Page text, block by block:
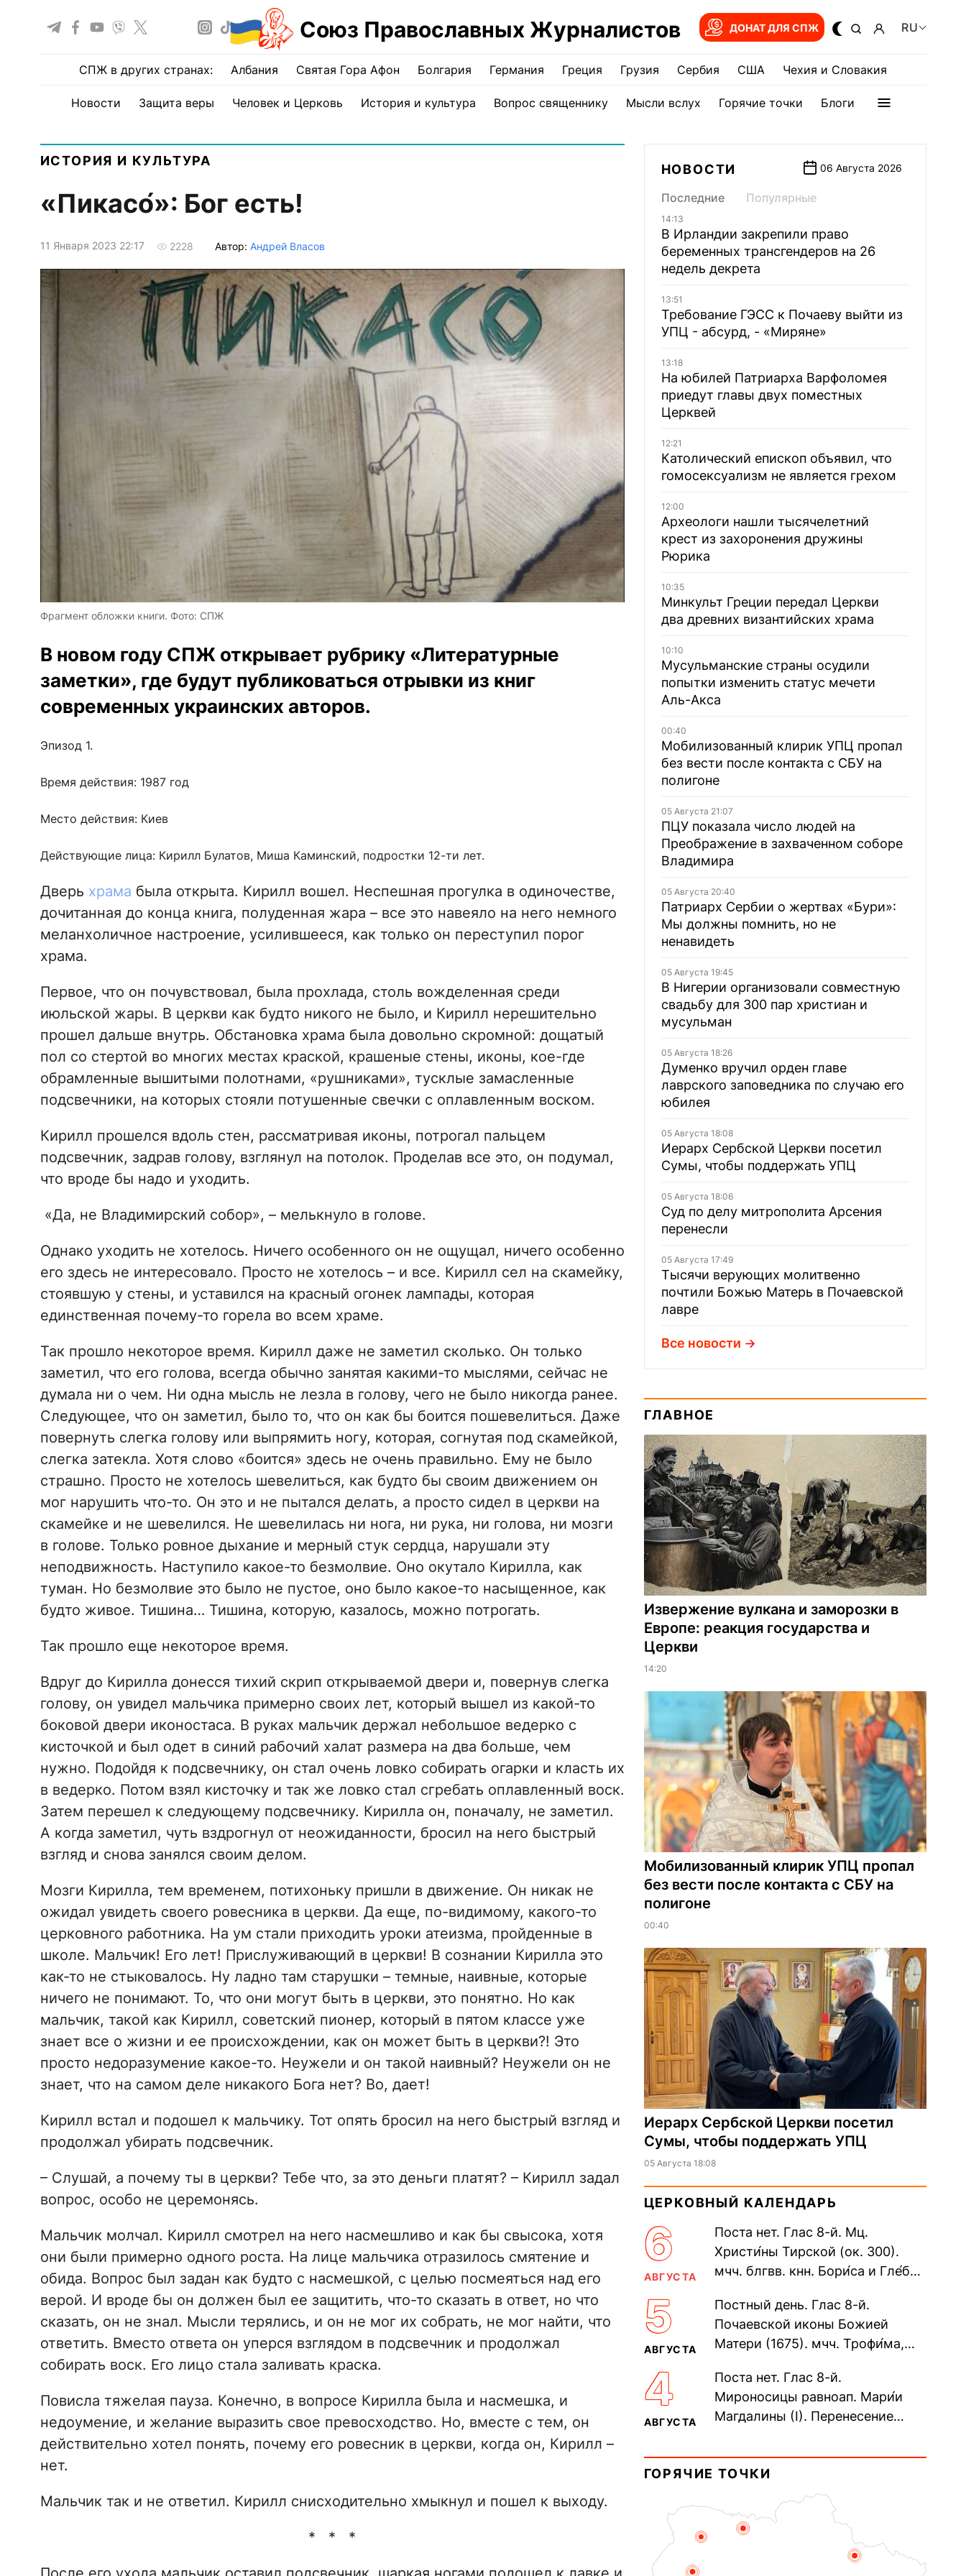
Союз Православных Журналистов ДОНАТ ДЛЯ СПЖ RU
СПЖ в других странах: Албания Святая Гора Афон Болгария Германия Греция Грузия Сербия США Чехия и Словакия
Новости Защита веры Человек и Церковь История и культура Вопрос священнику Мысли вслух Горячие точки Блоги
ИСТОРИЯ И КУЛЬТУРА
«Пикасо́»: Бог есть!
11 Января 2023 22:17 2228 Автор: Андрей Власов
Фрагмент обложки книги. Фото: СПЖ
В новом году СПЖ открывает рубрику «Литературные
заметки», где будут публиковаться отрывки из книг
современных украинских авторов.
Эпизод 1.
Время действия: 1987 год
Место действия: Киев
Действующие лица: Кирилл Булатов, Миша Каминский, подростки 12-ти лет.
Дверь храма была открыта. Кирилл вошел. Неспешная прогулка в одиночестве,
дочитанная до конца книга, полуденная жара – все это навеяло на него немного
меланхоличное настроение, усилившееся, как только он переступил порог
храма.
Первое, что он почувствовал, была прохлада, столь вожделенная среди
июльской жары. В церкви как будто никого не было, и Кирилл нерешительно
прошел дальше внутрь. Обстановка храма была довольно скромной: дощатый
пол со стертой во многих местах краской, крашеные стены, иконы, кое-где
обрамленные вышитыми полотнами, «рушниками», тусклые замасленные
подсвечники, на которых стояли потушенные свечки с оплавленным воском.
Кирилл прошелся вдоль стен, рассматривая иконы, потрогал пальцем
подсвечник, задрав голову, взглянул на потолок. Проделав все это, он подумал,
что вроде бы надо и уходить.
«Да, не Владимирский собор», – мелькнуло в голове.
Однако уходить не хотелось. Ничего особенного он не ощущал, ничего особенно
его здесь не интересовало. Просто не хотелось – и все. Кирилл сел на скамейку,
стоявшую у стены, и уставился на красный огонек лампады, которая
единственная почему-то горела во всем храме.
Так прошло некоторое время. Кирилл даже не заметил сколько. Он только
заметил, что его голова, всегда обычно занятая какими-то мыслями, сейчас не
думала ни о чем. Ни одна мысль не лезла в голову, чего не было никогда ранее.
Следующее, что он заметил, было то, что он как бы боится пошевелиться. Даже
повернуть слегка голову или выпрямить ногу, которая, согнутая под скамейкой,
слегка затекла. Хотя слово «боится» здесь не очень правильно. Ему не было
страшно. Просто не хотелось шевелиться, как будто бы своим движением он
мог нарушить что-то. Он это и не пытался делать, а просто сидел в церкви на
скамейке и не шевелился. Не шевелилась ни нога, ни рука, ни голова, ни мозги
в голове. Только ровное дыхание и мерный стук сердца, нарушали эту
неподвижность. Наступило какое-то безмолвие. Оно окутало Кирилла, как
туман. Но безмолвие это было не пустое, оно было какое-то насыщенное, как
будто живое. Тишина… Тишина, которую, казалось, можно потрогать.
Так прошло еще некоторое время.
Вдруг до Кирилла донесся тихий скрип открываемой двери и, повернув слегка
голову, он увидел мальчика примерно своих лет, который вышел из какой-то
боковой двери иконостаса. В руках мальчик держал небольшое ведерко с
кисточкой и был одет в синий рабочий халат размера на два больше, чем
нужно. Подойдя к подсвечнику, он стал очень ловко собирать огарки и класть их
в ведерко. Потом взял кисточку и так же ловко стал сгребать оплавленный воск.
Затем перешел к следующему подсвечнику. Кирилла он, поначалу, не заметил.
А когда заметил, чуть вздрогнул от неожиданности, бросил на него быстрый
взгляд и снова занялся своим делом.
Мозги Кирилла, тем временем, потихоньку пришли в движение. Он никак не
ожидал увидеть своего ровесника в церкви. Да еще, по-видимому, какого-то
церковного работника. На ум стали приходить уроки атеизма, пройденные в
школе. Мальчик! Его лет! Прислуживающий в церкви! В сознании Кирилла это
как-то не стыковалось. Ну ладно там старушки – темные, наивные, которые
ничего не понимают. То, что они могут быть в церкви, это понятно. Но как
мальчик, такой как Кирилл, советский пионер, который в пятом классе уже
знает все о жизни и ее происхождении, как он может быть в церкви?! Это
просто недоразумение какое-то. Неужели и он такой наивный? Неужели он не
знает, что на самом деле никакого Бога нет? Во, дает!
Кирилл встал и подошел к мальчику. Тот опять бросил на него быстрый взгляд и
продолжал убирать подсвечник.
– Слушай, а почему ты в церкви? Тебе что, за это деньги платят? – Кирилл задал
вопрос, особо не церемонясь.
Мальчик молчал. Кирилл смотрел на него насмешливо и как бы свысока, хотя
они были примерно одного роста. На лице мальчика отразилось смятение и
обида. Вопрос был задан как будто с насмешкой, с целью посмеяться над его
верой. И вроде бы он должен был ее защитить, что-то сказать в ответ, но что
сказать, он не знал. Мысли терялись, и он не мог их собрать, не мог найти, что
ответить. Вместо ответа он уперся взглядом в подсвечник и продолжал
собирать воск. Его лицо стала заливать краска.
Повисла тяжелая пауза. Конечно, в вопросе Кирилла была и насмешка, и
недоумение, и желание выразить свое превосходство. Но, вместе с тем, он
действительно хотел понять, почему его ровесник в церкви, когда он, Кирилл –
нет.
Мальчик так и не ответил. Кирилл снисходительно хмыкнул и пошел к выходу.
* * *
НОВОСТИ 06 Августа 2026
Последние Популярные
14:13
В Ирландии закрепили право
беременных трансгендеров на 26
недель декрета
13:51
Требование ГЭСС к Почаеву выйти из
УПЦ - абсурд, - «Миряне»
13:18
На юбилей Патриарха Варфоломея
приедут главы двух поместных
Церквей
12:21
Католический епископ объявил, что
гомосексуализм не является грехом
12:00
Археологи нашли тысячелетний
крест из захоронения дружины
Рюрика
10:35
Минкульт Греции передал Церкви
два древних византийских храма
10:10
Мусульманские страны осудили
попытки изменить статус мечети
Аль-Акса
00:40
Мобилизованный клирик УПЦ пропал
без вести после контакта с СБУ на
полигоне
05 Августа 21:07
ПЦУ показала число людей на
Преображение в захваченном соборе
Владимира
05 Августа 20:40
Патриарх Сербии о жертвах «Бури»:
Мы должны помнить, но не
ненавидеть
05 Августа 19:45
В Нигерии организовали совместную
свадьбу для 300 пар христиан и
мусульман
05 Августа 18:26
Думенко вручил орден главе
лаврского заповедника по случаю его
юбилея
05 Августа 18:08
Иерарх Сербской Церкви посетил
Сумы, чтобы поддержать УПЦ
05 Августа 18:06
Суд по делу митрополита Арсения
перенесли
05 Августа 17:49
Тысячи верующих молитвенно
почтили Божью Матерь в Почаевской
лавре
Все новости
ГЛАВНОЕ
Извержение вулкана и заморозки в
Европе: реакция государства и
Церкви
14:20
Мобилизованный клирик УПЦ пропал
без вести после контакта с СБУ на
полигоне
00:40
Иерарх Сербской Церкви посетил
Сумы, чтобы поддержать УПЦ
05 Августа 18:08
ЦЕРКОВНЫЙ КАЛЕНДАРЬ
6
АВГУСТА
Поста нет. Глас 8-й. Мц.
Христи́ны Тирской (ок. 300).
мчч. блгвв. кнн. Бори́са и Гле́ба,
Дави́да (1015). Прп....
5
АВГУСТА
Постный день. Глас 8-й.
Почаевской иконы Божией
Матери (1675). мчч. Трофи́ма,
мучеников (284–305). прав.
воина Фео́дора...
4
АВГУСТА
Поста нет. Глас 8-й.
Мироносицы равноап. Мари́и
Магдалины (I). Перенесение
Синопского (403–404). Прп.
Корни́лия...
ГОРЯЧИЕ ТОЧКИ